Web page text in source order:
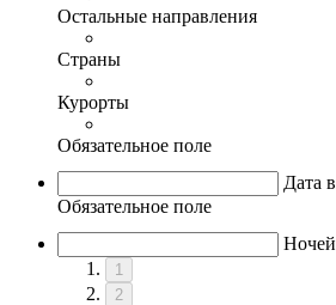
Остальные направления
Страны
Курорты
Обязательное поле
Дата
Обязательное поле
Ночей
1
2